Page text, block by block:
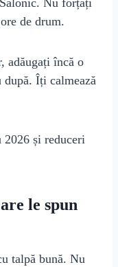
Nu forțați
de drum.
adăugați încă o
după. Îți calmează
2026 și reduceri
le spun
talpă bună. Nu